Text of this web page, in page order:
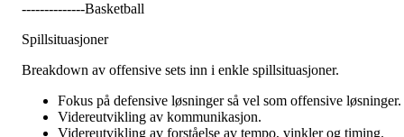
--------------Basketball
Spillsituasjoner
Breakdown av offensive sets inn i enkle spillsituasjoner.
Fokus på defensive løsninger så vel som offensive løsninger.
Videreutvikling av kommunikasjon.
Videreutvikling av forståelse av tempo, vinkler og timing.